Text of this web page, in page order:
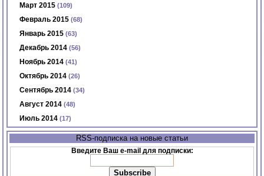
Март 2015 (109)
Февраль 2015 (68)
Январь 2015 (63)
Декабрь 2014 (56)
Ноябрь 2014 (41)
Октябрь 2014 (26)
Сентябрь 2014 (34)
Август 2014 (48)
Июль 2014 (17)
RSS-подписка на новые статьи
Введите Ваш e-mail для подписки: